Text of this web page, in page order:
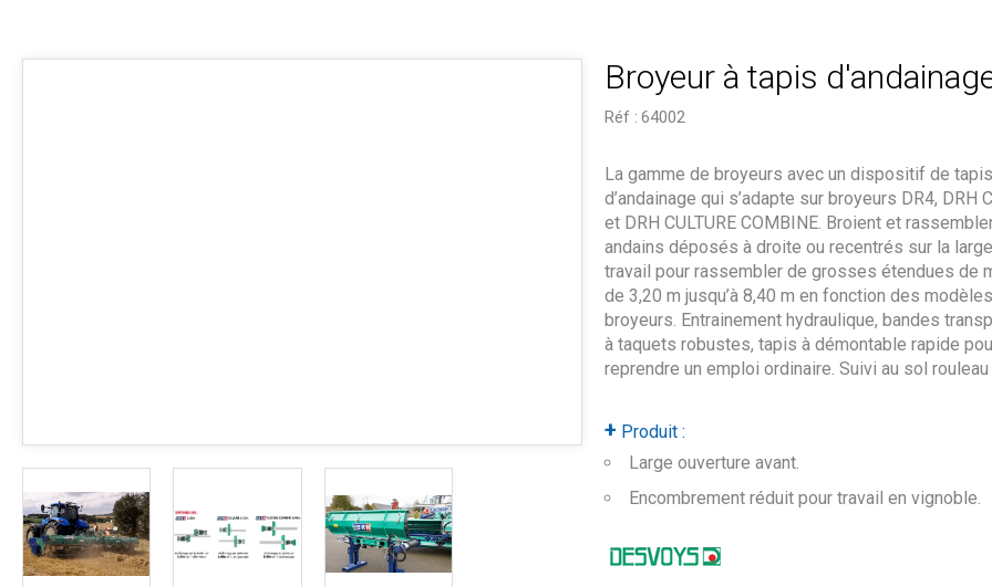
Broyeur à tapis
Réf : 64002
+ Produit :
Large ouverture avant.
Encombrement réduit pour travail en vignoble.
La gamme de broyeurs avec un dispositif de tapis
d’andainage qui s’adapte sur broyeurs DR4, DRH
et DRH CULTURE COMBINE. Broient et
andains déposés à droite ou recentrés sur la
travail pour rassembler de grosses étendues de
de 3,20 m jusqu’à 8,40 m en fonction des
broyeurs. Entrainement hydraulique, bandes
à taquets robustes, tapis à démontable rapide
reprendre un emploi ordinaire. Suivi au sol rouleau